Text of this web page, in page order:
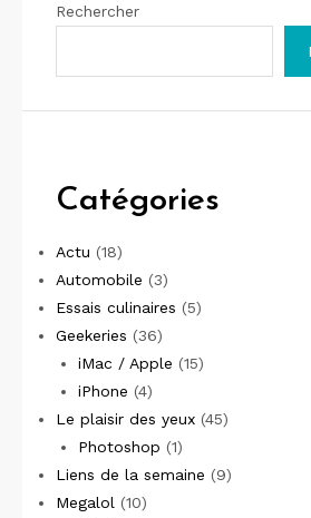
Rechercher
Catégories
Actu (18)
Automobile (3)
Essais culinaires (5)
Geekeries (36)
iMac / Apple (15)
iPhone (4)
Le plaisir des yeux (45)
Photoshop (1)
Liens de la semaine (9)
Megalol (10)